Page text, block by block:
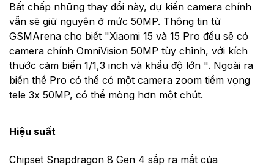
Bất chấp những thay đổi này, dự kiến ​​camera chính
vẫn sẽ giữ nguyên ở mức 50MP. Thông tin từ
GSMArena cho biết "Xiaomi 15 và 15 Pro đều sẽ có
camera chính OmniVision 50MP tùy chỉnh, với kích
thước cảm biến 1/1,3 inch và khẩu độ lớn ". Ngoài ra
biến thể Pro có thể có một camera zoom tiềm vọng
tele 3x 50MP, có thể mỏng hơn một chút.
Hiệu suất
Chipset Snapdragon 8 Gen 4 sắp ra mắt của